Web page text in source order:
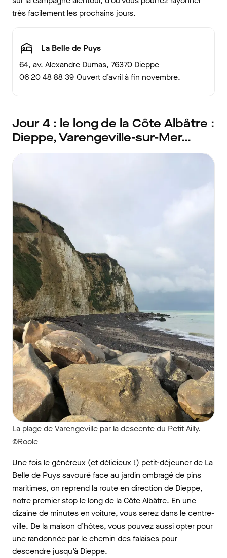
très facilement les prochains jours.
La Belle de Puys
64, av. Alexandre Dumas, 76370 Dieppe
06 20 48 88 39 Ouvert d’avril à fin novembre.
Jour 4 : le long de la Côte Albâtre :
Dieppe, Varengeville-sur-Mer…
La plage de Varengeville par la descente du Petit Ailly.
©Roole
Une fois le généreux (et délicieux !) petit-déjeuner de La
Belle de Puys savouré face au jardin ombragé de pins
maritimes, on reprend la route en direction de Dieppe,
notre premier stop le long de la Côte Albâtre. En une
dizaine de minutes en voiture, vous serez dans le centre-
ville. De la maison d’hôtes, vous pouvez aussi opter pour
une randonnée par le chemin des falaises pour
descendre jusqu’à Dieppe.